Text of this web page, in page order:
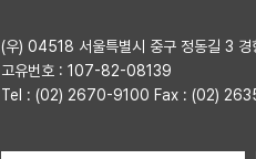
(우) 04518 서울특별시 중구 정동길 3 경
고유번호 : 107-82-08139
Tel : (02) 2670-9100 Fax : (02)